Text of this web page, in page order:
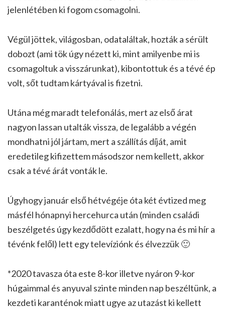
jelenlétében ki fogom csomagolni.
Végül jöttek, világosban, odataláltak, hozták a sérült
dobozt (ami tök úgy nézett ki, mint amilyenbe mi is
csomagoltuk a visszárunkat), kibontottuk és a tévé ép
volt, sőt tudtam kártyával is fizetni.
Utána még maradt telefonálás, mert az első árat
nagyon lassan utalták vissza, de legalább a végén
mondhatni jól jártam, mert a szállítás díját, amit
eredetileg kifizettem másodszor nem kellett, akkor
csak a tévé árát vonták le.
Úgyhogy január első hétvégéje óta két évtized meg
másfél hónapnyi hercehurca után (minden családi
beszélgetés úgy kezdődött ezalatt, hogy na és mi hír a
tévénk felől) lett egy televíziónk és élvezzük 🙂
*2020 tavasza óta este 8-kor illetve nyáron 9-kor
húgaimmal és anyuval szinte minden nap beszéltünk, a
kezdeti karanténok miatt ugye az utazást ki kellett